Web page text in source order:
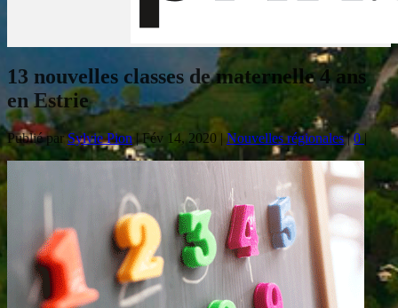
13 nouvelles classes de maternelle 4 ans
en Estrie
Publié parSylvie Pion |Fév 14, 2020 | Nouvelles régionales|0|